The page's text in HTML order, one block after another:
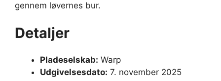
gennem løvernes bur.
Detaljer
Pladeselskab: Warp
Udgivelsesdato: 7. november 2025